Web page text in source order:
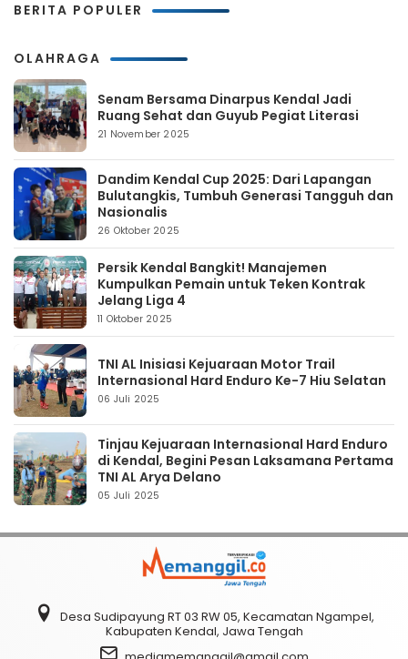
BERITA POPULER
OLAHRAGA
Senam Bersama Dinarpus Kendal Jadi
Ruang Sehat dan Guyub Pegiat Literasi
21 November 2025
Dandim Kendal Cup 2025: Dari Lapangan
Bulutangkis, Tumbuh Generasi Tangguh dan
Nasionalis
26 Oktober 2025
Persik Kendal Bangkit! Manajemen
Kumpulkan Pemain untuk Teken Kontrak
Jelang Liga 4
11 Oktober 2025
TNI AL Inisiasi Kejuaraan Motor Trail
Internasional Hard Enduro Ke-7 Hiu Selatan
06 Juli 2025
Tinjau Kejuaraan Internasional Hard Enduro
di Kendal, Begini Pesan Laksamana Pertama
TNI AL Arya Delano
05 Juli 2025
Desa Sudipayung RT 03 RW 05, Kecamatan Ngampel,
Kabupaten Kendal, Jawa Tengah